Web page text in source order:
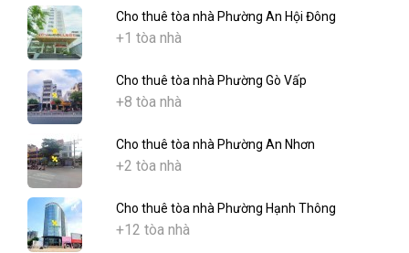
Cho thuê tòa nhà Phường An Hội Đông
+1 tòa nhà
Cho thuê tòa nhà Phường Gò Vấp
+8 tòa nhà
Cho thuê tòa nhà Phường An Nhơn
+2 tòa nhà
Cho thuê tòa nhà Phường Hạnh Thông
+12 tòa nhà